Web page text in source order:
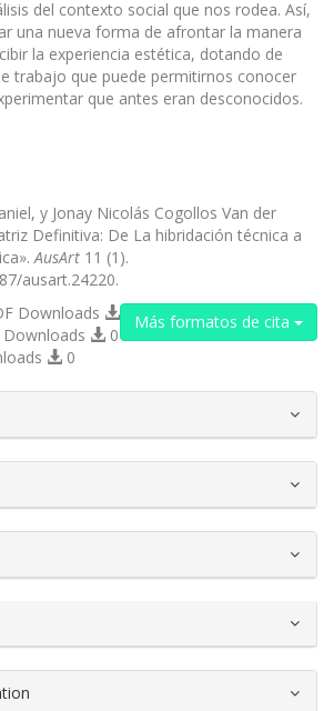
del contexto social que nos rodea. Así,
una nueva forma de afrontar la manera
la experiencia estética, dotando de
trabajo que puede permitirnos conocer
que antes eran desconocidos.
y Jonay Nicolás Cogollos Van der
Definitiva: De La hibridación técnica a
AusArt 11 (1).
ausart.24220.
Más formatos de cita
Downloads
Downloads
0
0